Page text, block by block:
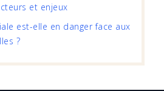
et enjeux
est-elle en danger face aux
?